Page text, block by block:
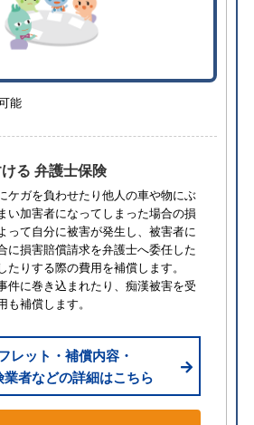
能
る 弁護士保険
ケガを負わせたり他人の車や物にぶ
い加害者になってしまった場合の損
って自分に被害が発生し、被害者に
に損害賠償請求を弁護士へ委任した
たりする際の費用を補償します。
件に巻き込まれたり、痴漢被害を受
も補償します。
レット・補償内容・
業者などの詳細はこちら